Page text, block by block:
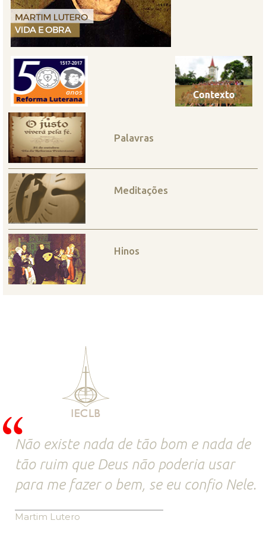
Palavras
Meditações
Hinos
Não existe nada de tão bom e nada de
tão ruim que Deus não poderia usar
para me fazer o bem, se eu confio Nele.
Martim Lutero